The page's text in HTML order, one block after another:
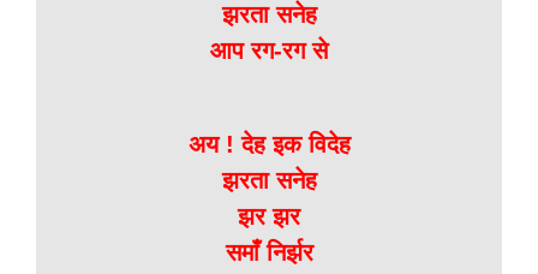
झरता सनेह
आप रग-रग से
अय ! देह इक विदेह
झरता सनेह
झर झर
समाँ निर्झर